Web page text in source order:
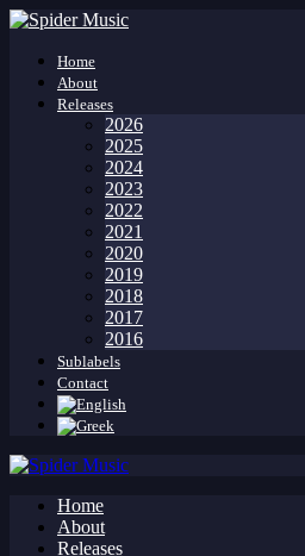
Home
About
Releases
2026
2025
2024
2023
2022
2021
2020
2019
2018
2017
2016
Sublabels
Contact
Home
About
Releases